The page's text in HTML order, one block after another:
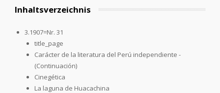
Inhaltsverzeichnis
3.1907=Nr. 31
title_page
Carácter de la literatura del Perú independiente -
(Continuación)
Cinegética
La laguna de Huacachina